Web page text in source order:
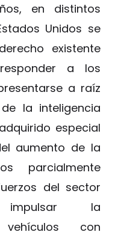
en distintos
Unidos se
existente
a los
a raíz
la inteligencia
especial
aumento de la
parcialmente
del sector
la
con